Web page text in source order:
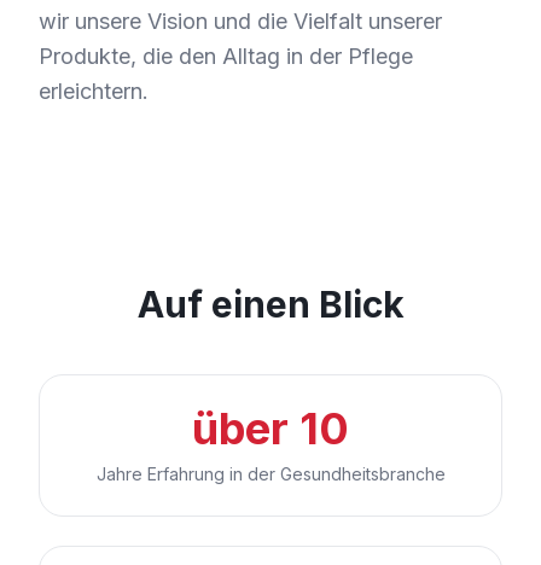
wir unsere Vision und die Vielfalt unserer
Produkte, die den Alltag in der Pflege
erleichtern.
Auf einen Blick
über 10
Jahre Erfahrung in der Gesundheitsbranche